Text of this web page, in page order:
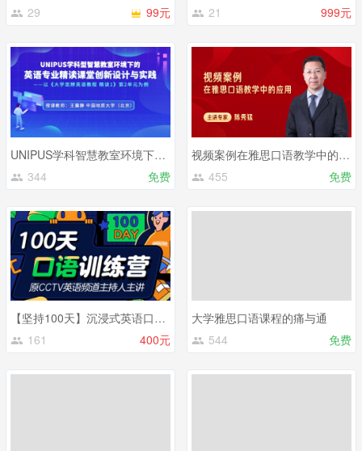
29
99元
21
999元
UNIPUS学科智慧教室环境下的英语专业精读课堂教学创新设计与实践
344
免费
视频案例在雅思口语教学中的应用
455
免费
【坚持100天】沉浸式英语口语训练营
161
400元
大学雅思口语课程的痛与通
544
免费